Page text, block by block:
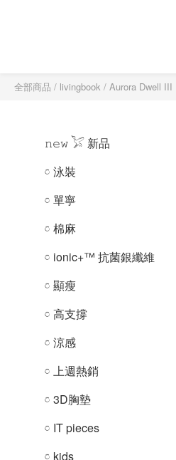
全部商品 / livingbook / Aurora Dwell III
𝚗𝚎𝚠 𓅯 新品
𓏌 泳裝
𓏌 單寧
𓏌 棉麻
𓏌 ionic+™ 抗菌銀纖維
𓏌 顯瘦
𓏌 高支撐
𓏌 涼感
𓏌 上週熱銷
𓏌 3D胸墊
𓏌 IT pieces
𓏌 kids